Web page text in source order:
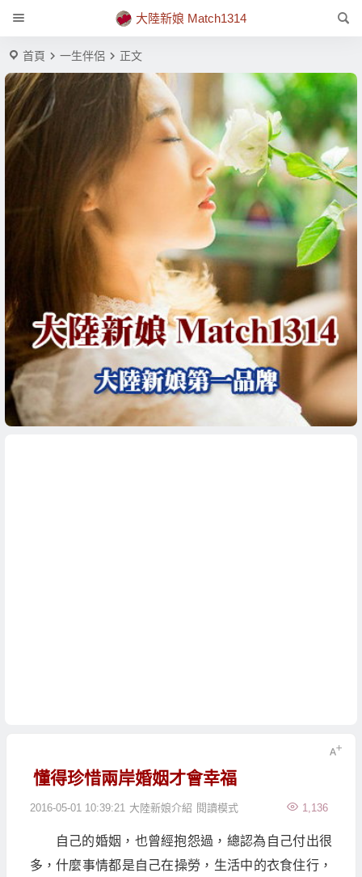
大陸新娘 Match1314
首頁 一生伴侶 正文
懂得珍惜兩岸婚姻才會幸福
2016-05-01 10:39:21 大陸新娘介紹 1,136
閱讀模式
自己的婚姻，也曾經抱怨過，總認為自己付出很
多，什麼事情都是自己在操勞，生活中的衣食住行，